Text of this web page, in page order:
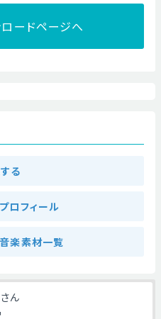
ードページへ
る
フィール
楽素材一覧
さん